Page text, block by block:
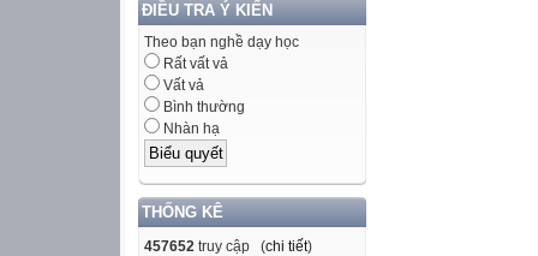
ĐIỀU TRA Ý KIẾN
Theo bạn nghề dạy học
Rất vất vả
Vất vả
Bình thường
Nhàn hạ
THỐNG KÊ
457652 truy cập (chi tiết)